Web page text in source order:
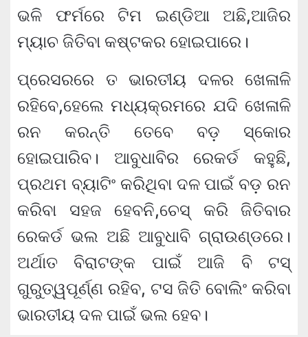
ଭଳି ଫର୍ମରେ ଟିମ ଇଣ୍ଡିଆ ଅଛି,ଆଜିର
ମ୍ୟାଚ ଜିତିବା କଷ୍ଟକର ହୋଇପାରେ।
ପ୍ରେସରରେ ତ ଭାରତୀୟ ଦଳର ଖେଳାଳି
ରହିବେ,ହେଲେ ମଧ୍ୟକ୍ରମରେ ଯଦି ଖେଳାଳି
ରନ କରନ୍ତି ତେବେ ବଡ଼ ସ୍କୋର
ହୋଇପାରିବ। ଆବୁଧାବିର ରେକର୍ଡ କହୁଛି,
ପ୍ରଥମ ବ୍ୟାଟିଂ କରିଥିବା ଦଳ ପାଇଁ ବଡ଼ ରନ
କରିବା ସହଜ ହେବନି,ଚେସ୍ କରି ଜିତିବାର
ରେକର୍ଡ ଭଲ ଅଛି ଆବୁଧାବି ଗ୍ରାଉଣ୍ଡରେ।
ଅର୍ଥାତ ବିରାଟଙ୍କ ପାଇଁ ଆଜି ବି ଟସ୍
ଗୁରୁତ୍ୱପୂର୍ଣ୍ଣ ରହିବ, ଟସ ଜିତି ବୋଲିଂ କରିବା
ଭାରତୀୟ ଦଳ ପାଇଁ ଭଲ ହେବ।